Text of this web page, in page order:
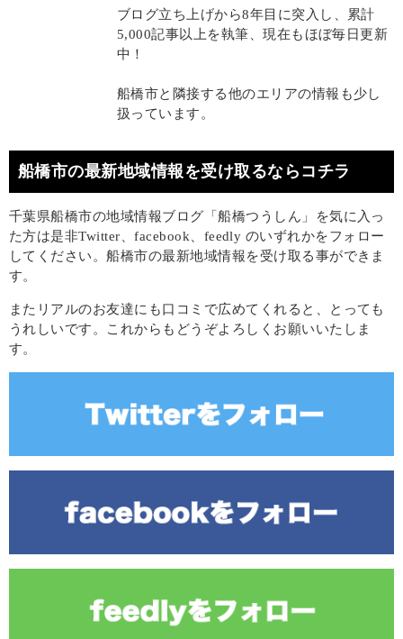
ブログ立ち上げから8年目に突入し、累計
5,000記事以上を執筆、現在もほぼ毎日更新
中！
船橋市と隣接する他のエリアの情報も少し
扱っています。
船橋市の最新地域情報を受け取るならコチラ
千葉県船橋市の地域情報ブログ「船橋つうしん」を気に入っ
た方は是非Twitter、facebook、feedly のいずれかをフォロー
してください。船橋市の最新地域情報を受け取る事ができま
す。
またリアルのお友達にも口コミで広めてくれると、とっても
うれしいです。これからもどうぞよろしくお願いいたしま
す。